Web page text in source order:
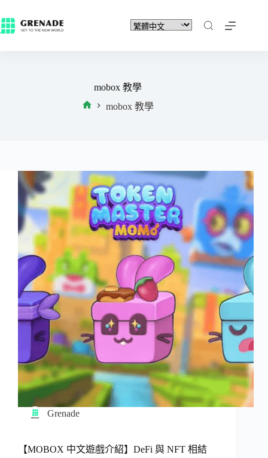
mobox 教學
mobox 教學
Grenade
【MOBOX 中文遊戲介紹】DeFi 與 NFT 相結